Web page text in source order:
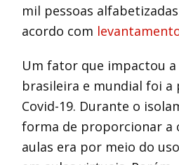
mil pessoas
acordo com
Um fator que impactou
brasileira e mundial foi a
Covid-19. Durante o
forma de proporcionar a
aulas era por meio do